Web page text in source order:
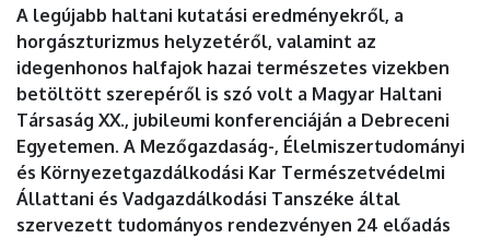
A legújabb haltani kutatási eredményekről, a
horgászturizmus helyzetéről, valamint az
idegenhonos halfajok hazai természetes vizekben
betöltött szerepéről is szó volt a Magyar Haltani
Társaság XX., jubileumi konferenciáján a Debreceni
Egyetemen. A Mezőgazdaság-, Élelmiszertudományi
és Környezetgazdálkodási Kar Természetvédelmi
Állattani és Vadgazdálkodási Tanszéke által
szervezett tudományos rendezvényen 24 előadás